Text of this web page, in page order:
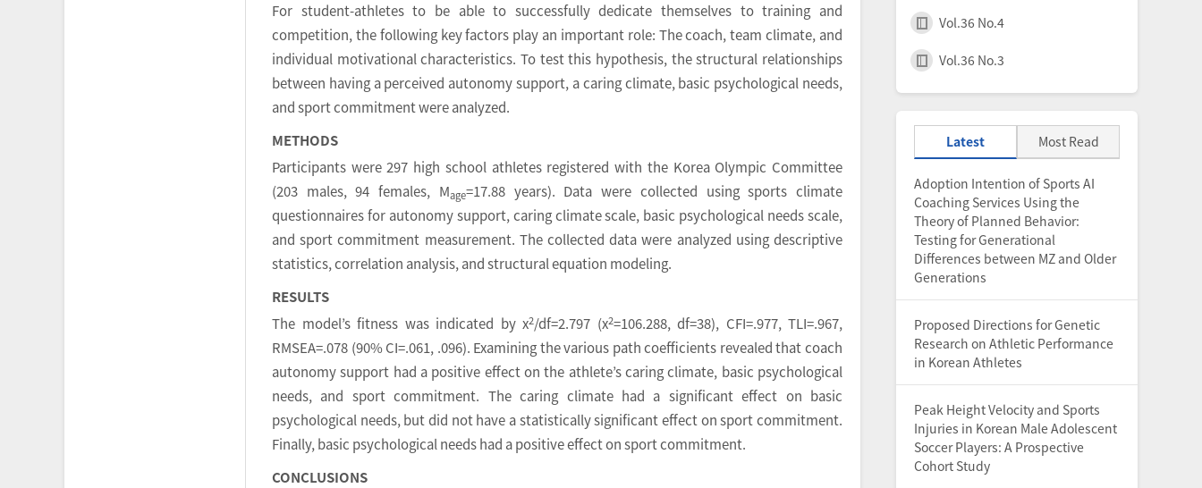
For student-athletes to be able to successfully dedicate themselves to training and
competition, the following key factors play an important role: The coach, team climate, and
individual motivational characteristics. To test this hypothesis, the structural relationships
between having a perceived autonomy support, a caring climate, basic psychological needs,
and sport commitment were analyzed.
METHODS
Participants were 297 high school athletes registered with the Korea Olympic Committee
(203 males, 94 females, Mage=17.88 years). Data were collected using sports climate
questionnaires for autonomy support, caring climate scale, basic psychological needs scale,
and sport commitment measurement. The collected data were analyzed using descriptive
statistics, correlation analysis, and structural equation modeling.
RESULTS
The model’s fitness was indicated by x2/df=2.797 (x2=106.288, df=38), CFI=.977, TLI=.967,
RMSEA=.078 (90% CI=.061, .096). Examining the various path coefficients revealed that coach
autonomy support had a positive effect on the athlete’s caring climate, basic psychological
needs, and sport commitment. The caring climate had a significant effect on basic
psychological needs, but did not have a statistically significant effect on sport commitment.
Finally, basic psychological needs had a positive effect on sport commitment.
CONCLUSIONS
Vol.36 No.4
Vol.36 No.3
Latest Most Read
Adoption Intention of Sports AI
Coaching Services Using the
Theory of Planned Behavior:
Testing for Generational
Differences between MZ and Older
Generations
Proposed Directions for Genetic
Research on Athletic Performance
in Korean Athletes
Peak Height Velocity and Sports
Injuries in Korean Male Adolescent
Soccer Players: A Prospective
Cohort Study